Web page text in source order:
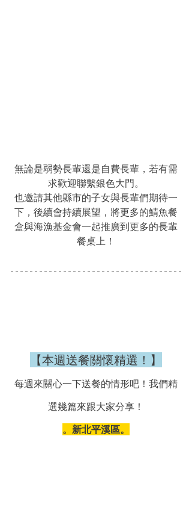
無論是弱勢長輩還是自費長輩，若有需
求歡迎聯繫銀色大門。
也邀請其他縣市的子女與長輩們期待一
下，後續會持續展望，將更多的鯖魚餐
盒與海漁基金會一起推廣到更多的長輩
餐桌上！
【本週送餐關懷精選！】
每週來關心一下送餐的情形吧！我們精
選幾篇來跟大家分享！
。新北平溪區。